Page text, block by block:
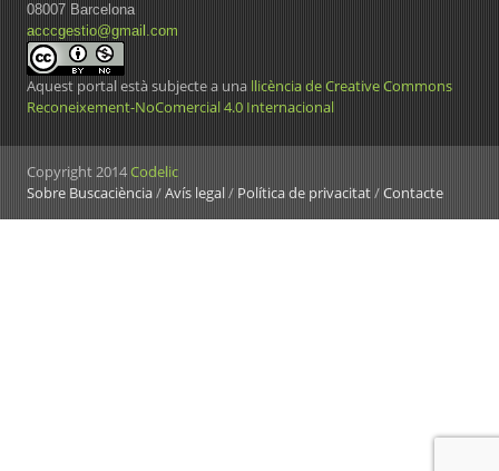
08007 Barcelona
acccgestio@gmail.com
Aquest portal està subjecte a una llicència de Creative Commons
Reconeixement-NoComercial 4.0 Internacional
Copyright 2014Codelic
Sobre Buscaciència/Avís legal/ Política de privacitat/Contacte